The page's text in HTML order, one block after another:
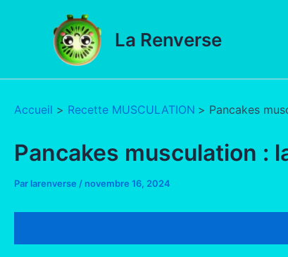
La Renverse
Accueil Recette MUSCULATION Pancakes
Pancakes musculation :
Par larenverse / novembre 16, 2024